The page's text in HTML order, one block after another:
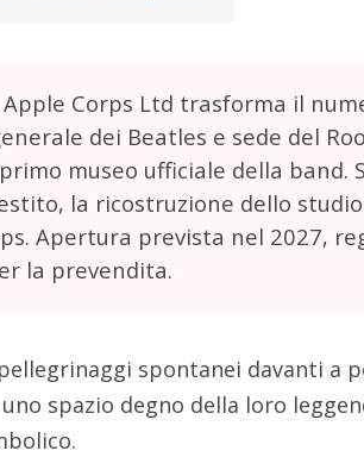
Apple Corps Ltd trasforma il
dei Beatles e sede del
museo ufficiale della band.
la ricostruzione dello
Apertura prevista nel 2027,
la prevendita.
spontanei davanti a
spazio degno della loro